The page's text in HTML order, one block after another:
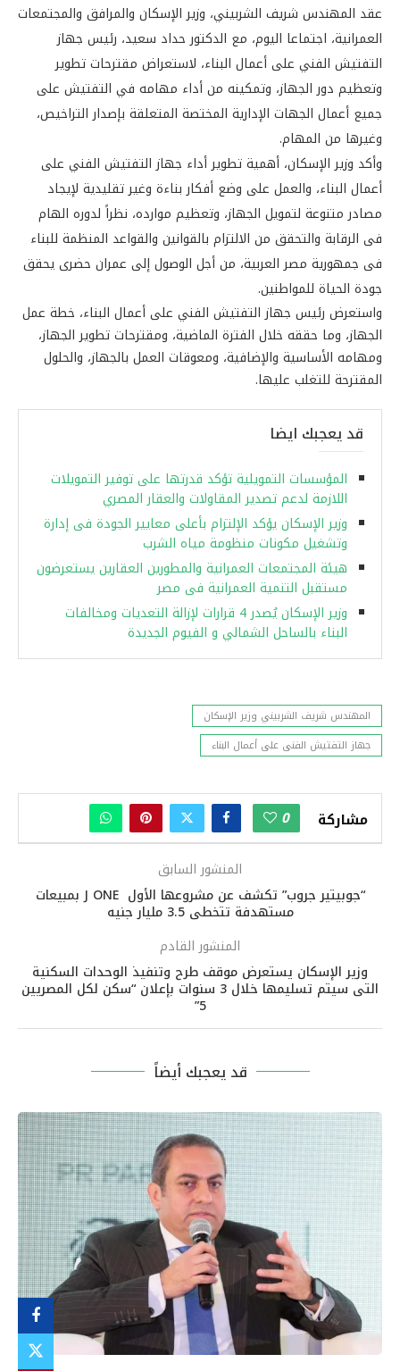
عقد المهندس شريف الشربيني، وزير الإسكان والمرافق والمجتمعات
العمرانية، اجتماعا اليوم، مع الدكتور حداد سعيد، رئيس جهاز
التفتيش الفني على أعمال البناء، لاستعراض مقترحات تطوير
وتعظيم دور الجهاز، وتمكينه من أداء مهامه في التفتيش على
جميع أعمال الجهات الإدارية المختصة المتعلقة بإصدار التراخيص،
وغيرها من المهام.
وأكد وزير الإسكان، أهمية تطوير أداء جهاز التفتيش الفني على
أعمال البناء، والعمل على وضع أفكار بناءة وغير تقليدية لإيجاد
مصادر متنوعة لتمويل الجهاز، وتعظيم موارده، نظراً لدوره الهام
فى الرقابة والتحقق من الالتزام بالقوانين والقواعد المنظمة للبناء
فى جمهورية مصر العربية، من أجل الوصول إلى عمران حضرى يحقق
جودة الحياة للمواطنين.
واستعرض رئيس جهاز التفتيش الفني على أعمال البناء، خطة عمل
الجهاز، وما حققه خلال الفترة الماضية، ومقترحات تطوير الجهاز،
ومهامه الأساسية والإضافية، ومعوقات العمل بالجهاز، والحلول
المقترحة للتغلب عليها.
قد يعجبك ايضا
المؤسسات التمويلية تؤكد قدرتها على توفير التمويلات
اللازمة لدعم تصدير المقاولات والعقار المصري
وزير الإسكان يؤكد الإلتزام بأعلى معايير الجودة فى إدارة
وتشغيل مكونات منظومة مياه الشرب
هيئة المجتمعات العمرانية والمطورين العقارين يستعرضون
مستقبل التنمية العمرانية فى مصر
وزير الإسكان يُصدر 4 قرارات لإزالة التعديات ومخالفات
البناء بالساحل الشمالي و الفيوم الجديدة
المهندس شريف الشربيني وزير الإسكان
جهاز التفتيش الفنى على أعمال البناء
مشاركة 0
المنشور السابق
“جوبيتير جروب” تكشف عن مشروعها الأول J ONE بمبيعات
مستهدفة تتخطى 3.5 مليار جنيه
المنشور القادم
وزير الإسكان يستعرض موقف طرح وتنفيذ الوحدات السكنية
التى سيتم تسليمها خلال 3 سنوات بإعلان “سكن لكل المصريين
5”
قد يعجبك أيضاً